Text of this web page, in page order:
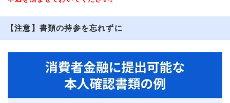
【注意】書類の持参を忘れずに